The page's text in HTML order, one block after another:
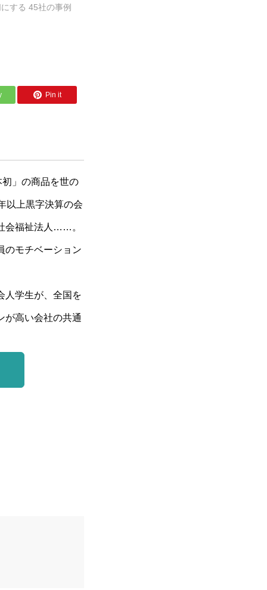
にする 45社の事例
Pin it
」の商品を世の
以上黒字決算の会
会福祉法人……。
のモチベーション
人学生が、全国を
が高い会社の共通